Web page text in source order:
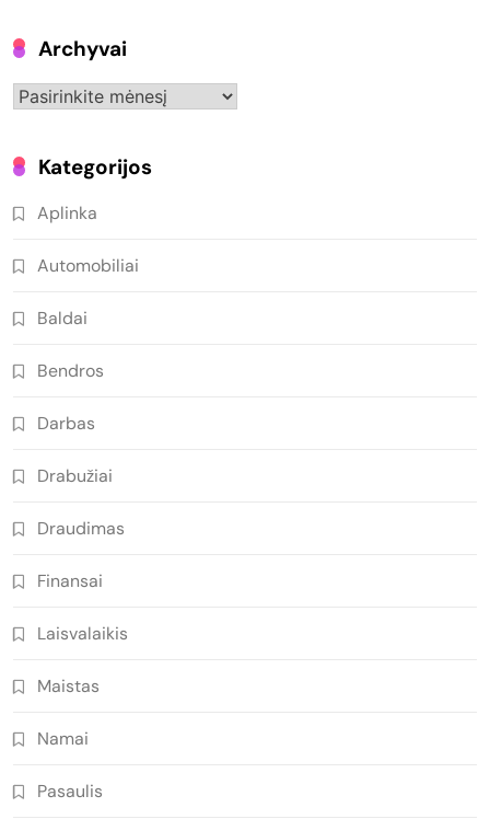
Archyvai
Archyvai
Kategorijos
Aplinka
Automobiliai
Baldai
Bendros
Darbas
Drabužiai
Draudimas
Finansai
Laisvalaikis
Maistas
Namai
Pasaulis